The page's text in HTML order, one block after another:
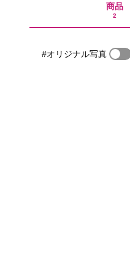
商品
2
#オリジナル写真